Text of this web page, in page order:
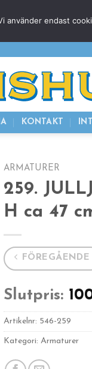
KONTAKT
ARMATURER
259.
H ca 47
FÖREGÅENDE
Slutpris:
Artikelnr: 546-259
Kategori: Armaturer
endast